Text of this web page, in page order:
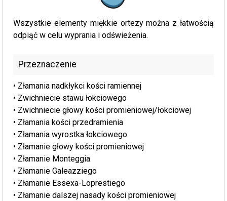
Wszystkie elementy miękkie ortezy można z łatwością
odpiąć w celu wyprania i odświeżenia.
Przeznaczenie
• Złamania nadkłykci kości ramiennej
• Zwichniecie stawu łokciowego
• Zwichniecie głowy kości promieniowej/łokciowej
• Złamania kości przedramienia
• Złamania wyrostka łokciowego
• Złamanie głowy kości promieniowej
• Złamanie Monteggia
• Złamanie Galeazziego
• Złamanie Essexa-Loprestiego
• Złamanie dalszej nasady kości promieniowej